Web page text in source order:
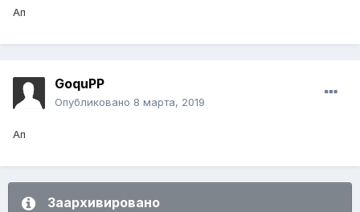
Ап
GoquPP
Опубликовано 8 марта, 2019
Ап
Заархивировано